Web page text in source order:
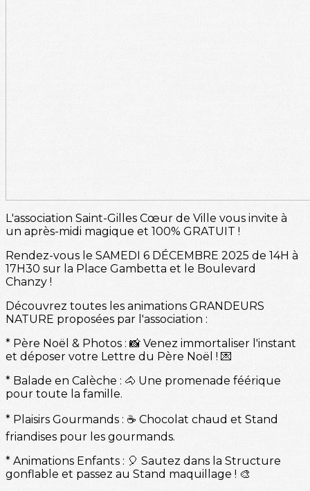
L'association Saint-Gilles Cœur de Ville vous invite à
un après-midi magique et 100% GRATUIT !
Rendez-vous le SAMEDI 6 DÉCEMBRE 2025 de 14H à
17H30 sur la Place Gambetta et le Boulevard
Chanzy !
Découvrez toutes les animations GRANDEURS
NATURE proposées par l'association :
* Père Noël & Photos : 📸 Venez immortaliser l'instant
et déposer votre Lettre du Père Noël ! 💌
* Balade en Calèche : 🐴 Une promenade féérique
pour toute la famille.
* Plaisirs Gourmands : ☕️ Chocolat chaud et Stand
friandises pour les gourmands.
* Animations Enfants : 🎈 Sautez dans la Structure
gonflable et passez au Stand maquillage ! 🎨